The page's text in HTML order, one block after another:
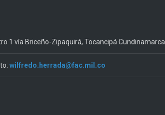
1 vía Briceño-Zipaquirá, Tocancipá Cundinamarca.
wilfredo.herrada@fac.mil.co